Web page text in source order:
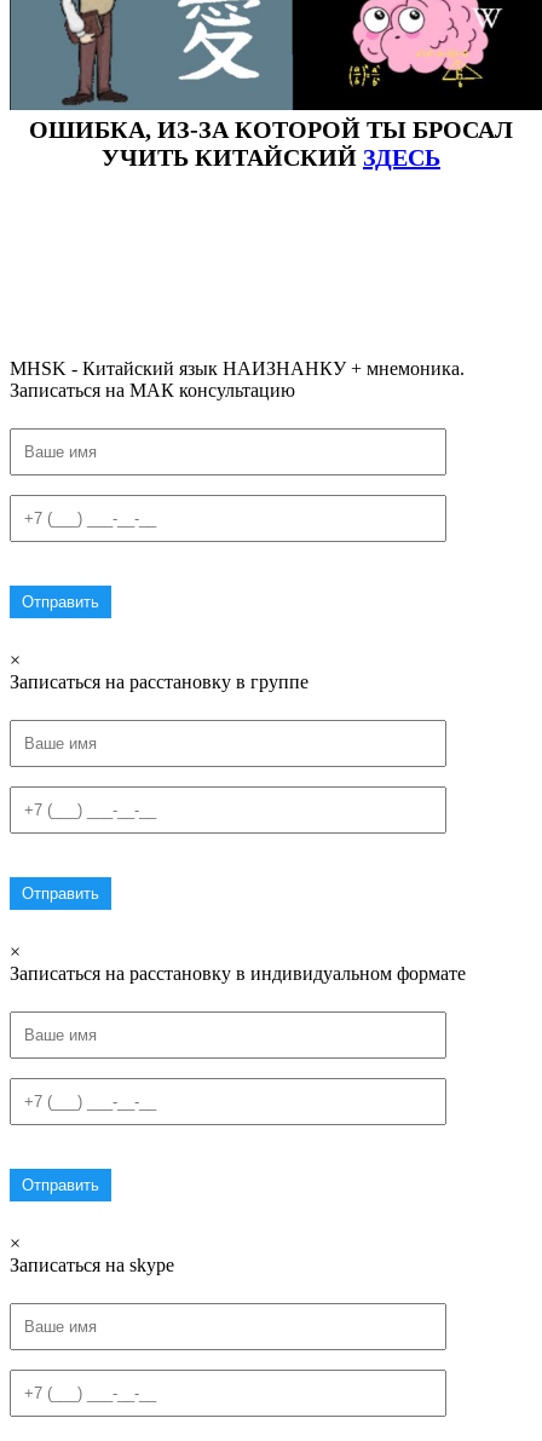
ОШИБКА, ИЗ-ЗА КОТОРОЙ ТЫ БРОСАЛ
УЧИТЬ КИТАЙСКИЙ ЗДЕСЬ
MHSK - Китайский язык НАИЗНАНКУ + мнемоника.
Записаться на МАК консультацию
×
Записаться на расстановку в группе
×
Записаться на расстановку в индивидуальном формате
×
Записаться на skype